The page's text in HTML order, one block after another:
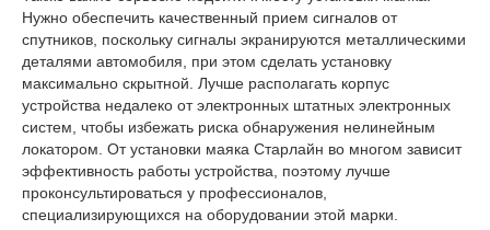
Нужно обеспечить качественный прием сигналов от
спутников, поскольку сигналы экранируются металлическими
деталями автомобиля, при этом сделать установку
максимально скрытной. Лучше располагать корпус
устройства недалеко от электронных штатных электронных
систем, чтобы избежать риска обнаружения нелинейным
локатором. От установки маяка Старлайн во многом зависит
эффективность работы устройства, поэтому лучше
проконсультироваться у профессионалов,
специализирующихся на оборудовании этой марки.